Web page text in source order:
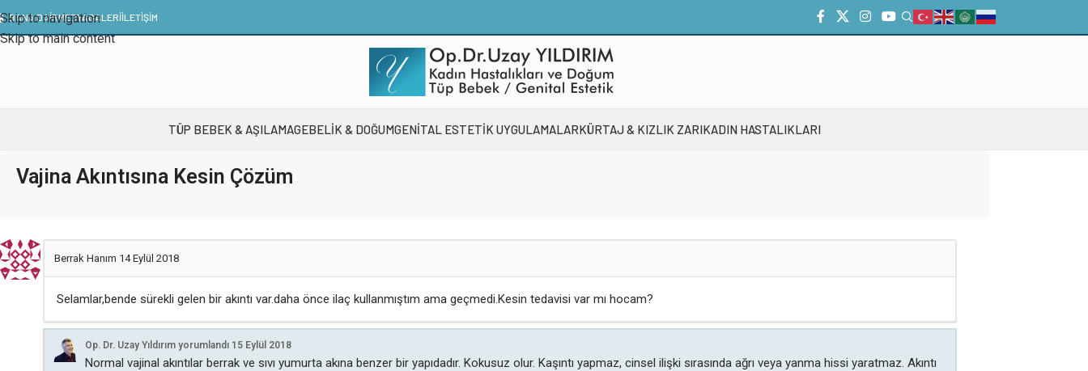
Skip to navigation
Skip to main content
BANA DAİRMEDYAGALERIİLETIŞIM
TÜP BEBEK & AŞILAMAGEBELIK & DOĞUMGENİTAL ESTETİK UYGULAMALARKÜRTAJ & KIZLIK ZARIKADIN HASTALIKLARI
Vajina Akıntısına Kesin Çözüm
Berrak Hanım 14 Eylül 2018
Selamlar,bende sürekli gelen bir akıntı var.daha önce ilaç kullanmıştım ama geçmedi.Kesin tedavisi var mı hocam?
Op. Dr. Uzay Yıldırım yorumlandı 15 Eylül 2018
Normal vajinal akıntılar berrak ve sıvı yumurta akına benzer bir yapıdadır. Kokusuz olur. Kaşıntı yapmaz, cinsel ilişki sırasında ağrı veya yanma hissi yaratmaz. Akıntı